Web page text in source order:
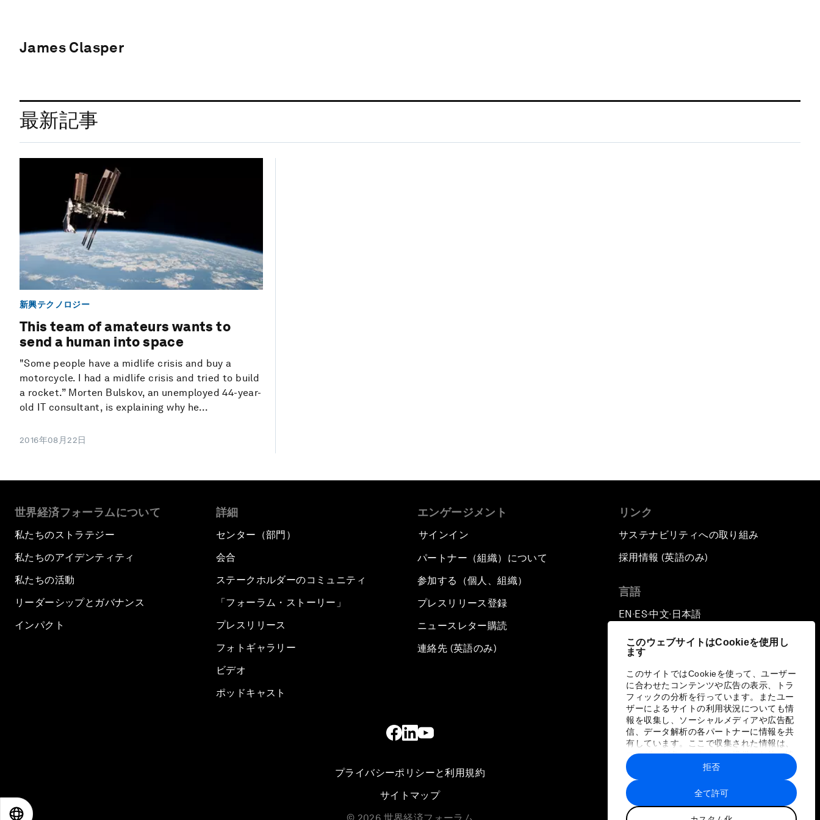
このウェブサイトはCookieを使用し
ます
このサイトではCookieを使って、ユーザー
に合わせたコンテンツや広告の表示、トラ
フィックの分析を行っています。またユー
ザーによるサイトの利用状況についても情
報を収集し、ソーシャルメディアや広告配
信、データ解析の各パートナーに情報を共
有しています。ここで収集された情報は、
ユーザーが各パートナーに提供した他の情
報や各パートナーのサービスを使用した際
に収集された情報と組み合わされ、各パー
トナーによって使用されることがありま
す。
全て許可
拒否
James Clasper
最新記事
新興テクノロジー
This team of amateurs wants to
send a human into space
"Some people have a midlife crisis and buy a
motorcycle. I had a midlife crisis and tried to build
a rocket.” Morten Bulskov, an unemployed 44-year-
old IT consultant, is explaining why he...
2016年08月22日
世界経済フォーラムについて
私たちのストラテジー
私たちのアイデンティティ
私たちの活動
リーダーシップとガバナンス
インパクト
詳細
センター（部門）
会合
ステークホルダーのコミュニティ
「フォーラム・ストーリー」
プレスリリース
フォトギャラリー
ビデオ
ポッドキャスト
エンゲージメント
サインイン
パートナー（組織）について
参加する（個人、組織）
プレスリリース登録
ニュースレター購読
連絡先 (英語のみ)
リンク
サステナビリティへの取り組み
採用情報 (英語のみ)
言語
EN ▪ ES▪中文▪ 日本語
プライバシーポリシーと利用規約
サイトマップ